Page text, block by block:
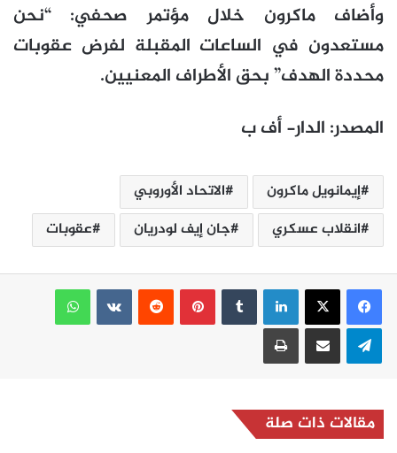
وأضاف ماكرون خلال مؤتمر صحفي: “نحن
مستعدون في الساعات المقبلة لفرض عقوبات
محددة الهدف” بحق الأطراف المعنيين.
المصدر: الدار- أف ب
إيمانويل ماكرون
الاتحاد الأوروبي
انقلاب عسكري
جان إيف لودريان عقوبات
لينكدإن بينتيريست
واتساب
تيلقرام مشاركة عبر البريد طباعة
مقالات ذات صلة